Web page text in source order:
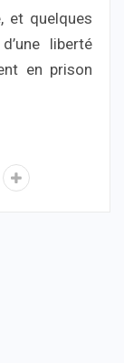
et quelques
liberté
en prison